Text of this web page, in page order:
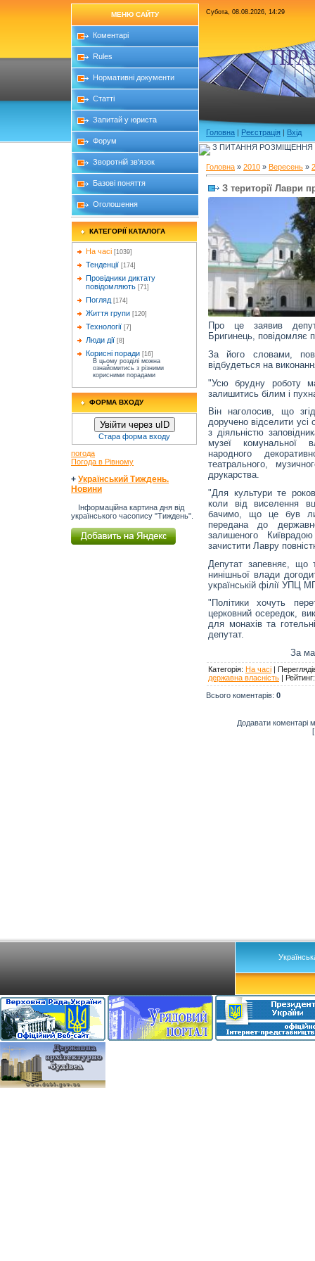
МЕНЮ САЙТУ
Коментарі
Rules
Нормативні документи
Статті
Запитай у юриста
Форум
Зворотній зв'язок
Базові поняття
Оголошення
КАТЕГОРІЇ КАТАЛОГА
На часі [1039]
Тенденції [174]
Провідники диктату
повідомляють [71]
Погляд [174]
Життя групи [120]
Технології [7]
Люди дії [8]
Корисні поради [16]
В цьому розділі можна
ознайомитись з різними
корисними порадами
ФОРМА ВХОДУ
Увійти через uID
Стара форма входу
погода
Погода в Рівному
+ Український Тиждень.
Новини
Інформаційна картина дня від
українського часопису "Тиждень".
Субота, 08.08.2026, 14:29
Головна | Реєстрація | Вхід
З ПИТАННЯ РОЗМІЩЕННЯ
Головна » 2010 » Вересень »
З території Лаври
Про це заявив
Бригинець, повідомляє
За його словами,
відбудеться на
"Усю брудну роботу
залишитись білим і
Він наголосив, що
доручено відселити усі
з діяльністю
музеї комунальної
народного
театрального,
друкарства.
"Для культури те
коли від виселення
бачимо, що це був
передана до
залишеного
зачистити Лавру
Депутат запевняє, що
нинішньої влади
українській філії УПЦ
"Політики хочуть
церковний осередок,
для монахів та
депутат.
За
Категорія: На часі |
державна власність | Рейтинг
Всього коментарів: 0
Додавати коментарі